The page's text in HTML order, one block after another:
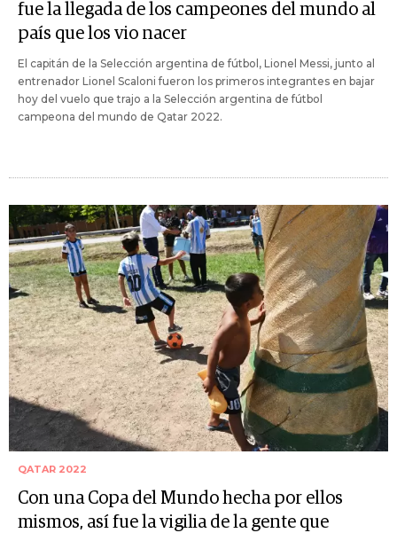
fue la llegada de los campeones del mundo al
país que los vio nacer
El capitán de la Selección argentina de fútbol, Lionel Messi, junto al
entrenador Lionel Scaloni fueron los primeros integrantes en bajar
hoy del vuelo que trajo a la Selección argentina de fútbol
campeona del mundo de Qatar 2022.
QATAR 2022
Con una Copa del Mundo hecha por ellos
mismos, así fue la vigilia de la gente que